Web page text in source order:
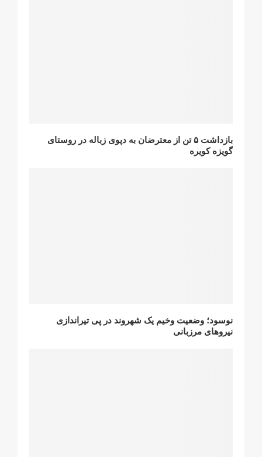
بازداشت ۵ تن از معترضان به دپوی زباله در روستای
گویزه کویره
نوسود؛ وضعیت وخیم یک شهروند در پی تیراندازی
نیروهای مرزبانی